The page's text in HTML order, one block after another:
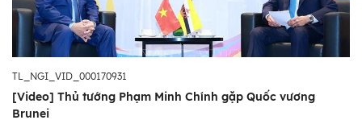
TL_NGI_VID_000170931
[Video] Thủ tướng Phạm Minh Chính gặp Quốc vương
Brunei